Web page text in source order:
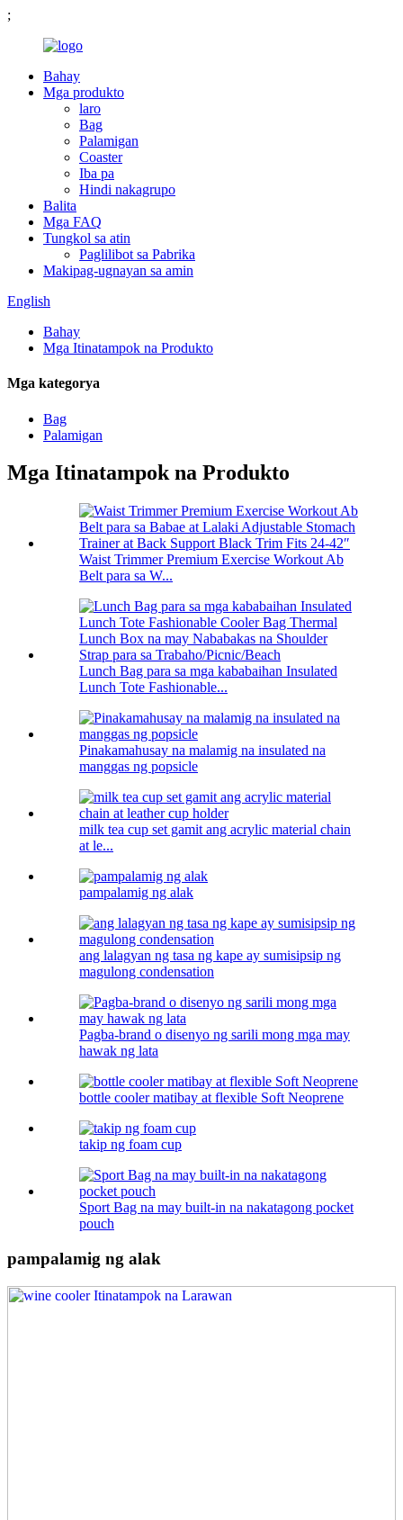
;
Bahay
Mga produkto
laro
Bag
Palamigan
Coaster
Iba pa
Hindi nakagrupo
Balita
Mga FAQ
Tungkol sa atin
Paglilibot sa Pabrika
Makipag-ugnayan sa amin
English
Bahay
Mga Itinatampok na Produkto
Mga kategorya
Bag
Palamigan
Mga Itinatampok na Produkto
Waist Trimmer Premium Exercise Workout Ab
Belt para sa W...
Lunch Bag para sa mga kababaihan Insulated
Lunch Tote Fashionable...
Pinakamahusay na malamig na insulated na
manggas ng popsicle
milk tea cup set gamit ang acrylic material chain
at le...
pampalamig ng alak
ang lalagyan ng tasa ng kape ay sumisipsip ng
magulong condensation
Pagba-brand o disenyo ng sarili mong mga may
hawak ng lata
bottle cooler matibay at flexible Soft Neoprene
takip ng foam cup
Sport Bag na may built-in na nakatagong pocket
pouch
pampalamig ng alak